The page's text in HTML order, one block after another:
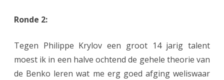
e
Ronde 2:
Tegen Philippe Krylov een groot 14 jarig talent
moest ik in een halve ochtend de gehele theorie van
de Benko leren wat me erg goed afging weliswaar